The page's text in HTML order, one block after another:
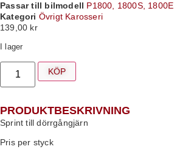
Passar till bilmodell P1800, 1800S, 1800E
Kategori Övrigt Karosseri
139,00 kr
I lager
KÖP
PRODUKTBESKRIVNING
Sprint till dörrgångjärn
Pris per styck